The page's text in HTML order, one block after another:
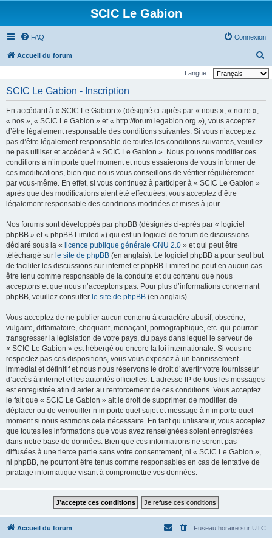
SCIC Le Gabion
FAQ Connexion
Accueil du forum
e
Langue :
SCIC Le Gabion - Inscription
En accédant à « SCIC Le Gabion » (désigné ci-après par « nous », « notre »,
« nos », « SCIC Le Gabion » et « http://forum.legabion.org »), vous acceptez
d’être légalement responsable des conditions suivantes. Si vous n’acceptez
pas d’être légalement responsable de toutes les conditions suivantes, veuillez
ne pas utiliser et accéder à « SCIC Le Gabion ». Nous pouvons modifier ces
conditions à n’importe quel moment et nous essaierons de vous informer de
ces modifications, bien que nous vous conseillons de vérifier régulièrement
par vous-même. En effet, si vous continuez à participer à « SCIC Le Gabion »
après que des modifications aient été effectuées, vous acceptez d’être
légalement responsable des conditions modifiées et mises à jour.
Nos forums sont développés par phpBB (désignés ci-après par « logiciel
phpBB » et « phpBB Limited ») qui est un logiciel de forum de discussions
déclaré sous la « licence publique générale GNU 2.0 » et qui peut être
téléchargé sur le site de phpBB (en anglais). Le logiciel phpBB a pour seul but
de faciliter les discussions sur internet et phpBB Limited ne peut en aucun cas
être tenu comme responsable de la conduite et du contenu que nous
acceptons et que nous n’acceptons pas. Pour plus d’informations concernant
phpBB, veuillez consulter le site de phpBB (en anglais).
Vous acceptez de ne publier aucun contenu à caractère abusif, obscène,
vulgaire, diffamatoire, choquant, menaçant, pornographique, etc. qui pourrait
transgresser la législation de votre pays, du pays dans lequel le serveur de
« SCIC Le Gabion » est hébergé ou encore la loi internationale. Si vous ne
respectez pas ces dispositions, vous vous exposez à un bannissement
immédiat et définitif et nous nous réservons le droit d’avertir votre fournisseur
d’accès à internet et les autorités officielles. L’adresse IP de tous les messages
est enregistrée afin d’aider au renforcement de ces conditions. Vous acceptez
le fait que « SCIC Le Gabion » ait le droit de supprimer, de modifier, de
déplacer ou de verrouiller n’importe quel sujet et message à n’importe quel
moment si nous estimons cela nécessaire. En tant qu’utilisateur, vous acceptez
que toutes les informations que vous avez renseignées soient enregistrées
dans notre base de données. Bien que ces informations ne seront pas
diffusées à une tierce partie sans votre consentement, ni « SCIC Le Gabion »,
ni phpBB, ne pourront être tenus comme responsables en cas de tentative de
piratage informatique visant à compromettre vos données.
Accueil du forum Fuseau horaire sur UTC